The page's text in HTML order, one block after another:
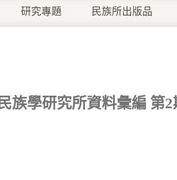
研究專題 民族所出版品
民族學研究所資料彙編 第2